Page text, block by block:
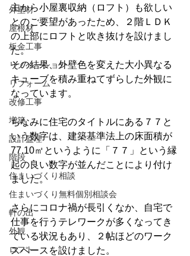
外壁材
屋根材
板金工事
リノベーション
リフォーム
改修工事
増築
設計監理
階段
住まいづくり相談
住まいづくり無料個別相談会
軒の出
外観
ロフト
主から小屋裏収納（ロフト）も欲しい
とのご要望があったため、２階ＬＤＫ
の上部にロフトと吹き抜けを設けまし
た。
その結果、外壁色を変えた大小異なる
キューブを積み重ねてずらした外観に
なっています。
ちなみに住宅のタイトルにある７７と
いう数字は、建築基準法上の床面積が
77.10㎡というように「７７」という縁
起の良い数字が並んだことにより付け
ました。
さらにコロナ禍が長引くなか、自宅で
仕事を行うテレワークが多くなってき
ている状況もあり、２帖ほどのワーク
スペースを設けました。